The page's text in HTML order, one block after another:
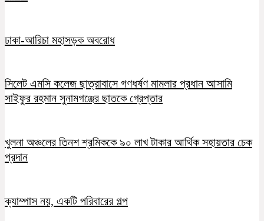
ঢাকা-আরিচা মহাসড়ক অবরোধ
সিলেট এমসি কলেজ ছাত্রাবাসে গণধর্ষণ মামলার প্রধান আসামি
সাইফুর রহমান সুনামগঞ্জের ছাতকে গ্রেপ্তার
খুলনা অঞ্চলের তিনশ শ্রমিককে ৯০ লাখ টাকার আর্থিক সহায়তার চেক
প্রদান
ক্যাম্পাস নয়, একটি পরিবারের গল্প